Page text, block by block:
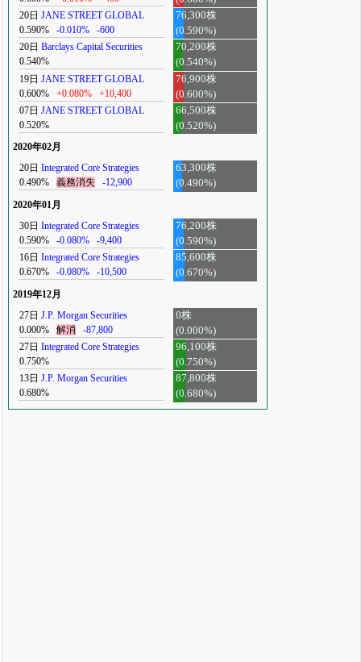
20日 JANE STREET GLOBAL
0.590%
-0.010% -600
76,300株
(0.590%)
20日 Barclays Capital Securities
0.540%
70,200株
(0.540%)
19日 JANE STREET GLOBAL
0.600%
+0.080% +10,400
76,900株
(0.600%)
07日 JANE STREET GLOBAL
0.520%
66,500株
(0.520%)
2020年02月
20日 Integrated Core Strategies
0.490%
義務消失 -12,900
63,300株
(0.490%)
2020年01月
30日 Integrated Core Strategies
0.590%
-0.080% -9,400
76,200株
(0.590%)
16日 Integrated Core Strategies
0.670%
-0.080% -10,500
85,600株
(0.670%)
2019年12月
27日 J.P. Morgan Securities
0.000%
解消 -87,800
0株
(0.000%)
27日 Integrated Core Strategies
0.750%
96,100株
(0.750%)
13日 J.P. Morgan Securities
0.680%
87,800株
(0.680%)